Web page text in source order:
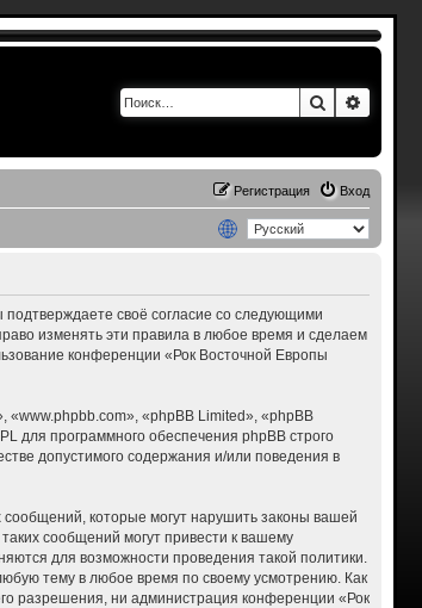
Поиск
Вход
Регистрация
своё согласие со следующими
изменять эти правила в любое время и сделаем
конференции «Рок Восточной Европы
«phpBB Limited», «phpBB
для программного обеспечения phpBB строго
допустимого содержания и/или поведения в
которые могут нарушить законы вашей
сообщений могут привести к вашему
для возможности проведения такой политики.
тему в любое время по своему усмотрению. Как
разрешения, ни администрация конференции «Рок